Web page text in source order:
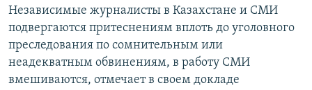
Независимые журналисты в Казахстане и СМИ
подвергаются притеснениям вплоть до уголовного
преследования по сомнительным или
неадекватным обвинениям, в работу СМИ
вмешиваются, отмечает в своем докладе